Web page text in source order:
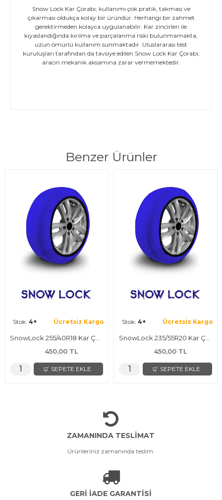
Snow Lock Kar Çorabı; kullanımı çok pratik, takması ve
çıkarması oldukça kolay bir üründür. Herhangi bir zahmet
gerektirmeden kolayca uygulanabilir. Kar zincirleri ile
kıyaslandığında kırılma ve parçalanma riski bulunmamakta,
uzun ömürlü kullanım sunmaktadır. Uluslararası test
kuruluşları tarafından da tavsiye edilen Snow Lock Kar Çorabı,
aracın mekanik aksamına zarar vermemektedir.
Benzer Ürünler
Stok: 4+ Ücretsiz Kargo
450,00 TL
SEPETE EKLE
Stok: 4+ Ücretsiz Kargo
450,00 TL
SEPETE EKLE
ZAMANINDA TESLİMAT
Ürünleriniz zamanında teslim.
GERİ İADE GARANTİSİ